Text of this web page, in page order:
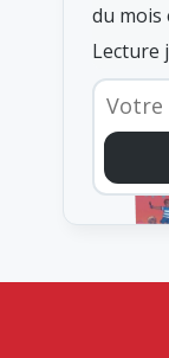
du mois
Lecture